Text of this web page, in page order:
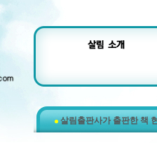
살림출판사가 출판한 책